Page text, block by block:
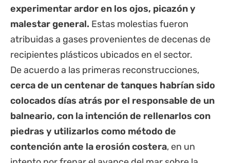
experimentar ardor en los ojos, picazón y
malestar general. Estas molestias fueron
atribuidas a gases provenientes de decenas de
recipientes plásticos ubicados en el sector.
De acuerdo a las primeras reconstrucciones,
cerca de un centenar de tanques habrían sido
colocados días atrás por el responsable de un
balneario, con la intención de rellenarlos con
piedras y utilizarlos como método de
contención ante la erosión costera, en un